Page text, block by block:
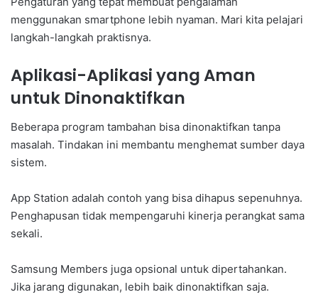
menggunakan smartphone lebih nyaman. Mari kita pelajari
langkah-langkah praktisnya.
Aplikasi-Aplikasi yang Aman
untuk Dinonaktifkan
Beberapa program tambahan bisa dinonaktifkan tanpa
masalah. Tindakan ini membantu menghemat sumber daya
sistem.
App Station adalah contoh yang bisa dihapus sepenuhnya.
Penghapusan tidak mempengaruhi kinerja perangkat sama
sekali.
Samsung Members juga opsional untuk dipertahankan.
Jika jarang digunakan, lebih baik dinonaktifkan saja.